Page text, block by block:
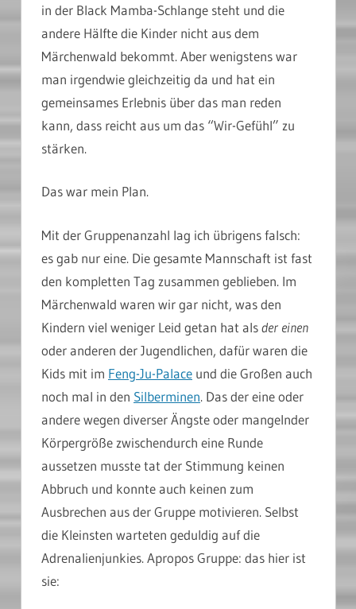
in der Black Mamba-Schlange steht und die
andere Hälfte die Kinder nicht aus dem
Märchenwald bekommt. Aber wenigstens war
man irgendwie gleichzeitig da und hat ein
gemeinsames Erlebnis über das man reden
kann, dass reicht aus um das “Wir-Gefühl” zu
stärken.
Das war mein Plan.
Mit der Gruppenanzahl lag ich übrigens falsch:
es gab nur eine. Die gesamte Mannschaft ist fast
den kompletten Tag zusammen geblieben. Im
Märchenwald waren wir gar nicht, was den
Kindern viel weniger Leid getan hat alsder einen
oder anderen der Jugendlichen, dafür waren die
Kids mit im Feng-Ju-Palace und die Großen auch
noch mal in den Silberminen. Das der eine oder
andere wegen diverser Ängste oder mangelnder
Körpergröße zwischendurch eine Runde
aussetzen musste tat der Stimmung keinen
Abbruch und konnte auch keinen zum
Ausbrechen aus der Gruppe motivieren. Selbst
die Kleinsten warteten geduldig auf die
Adrenalienjunkies. Apropos Gruppe: das hier ist
sie: